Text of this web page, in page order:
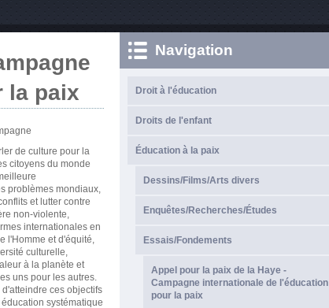
la paix
de culture pour la
citoyens du monde
problèmes mondiaux,
et lutter contre
non-violente,
internationales en
l'Homme et d'équité,
culturelle,
à la planète et
uns pour les autres.
ces objectifs
systématique
Navigation
Droit à l'éducation
Droits de l'enfant
Éducation à la paix
Dessins/Films/Arts divers
Enquêtes/Recherches/Études
Essais/Fondements
Appel pour la paix de la Haye -
Campagne internationale de l'éducation
pour la paix